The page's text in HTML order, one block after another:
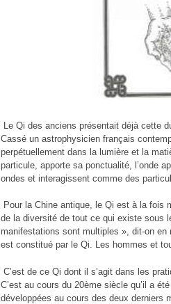
Le Qi des anciens présentait déjà cette
Cassé un astrophysicien français
perpétuellement dans la lumière et la
particule, apporte sa ponctualité, l’onde
ondes et interagissent comme des
Pour la Chine antique, le Qi est à la fois
de la diversité de tout ce qui existe sous
manifestations sont multiples », dit-on en
est constitué par le Qi. Les hommes et
C’est de ce Qi dont il s’agit dans les
C’est au cours du 20ème siècle qu’il a
développées au cours des deux derniers